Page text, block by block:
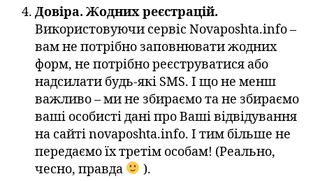
Довіра. Жодних реєстрацій.
Використовуючи сервіс Novaposhta.info –
вам не потрібно заповнювати жодних
форм, не потрібно реєструватися або
надсилати будь-які SMS. І що не менш
важливо – ми не збираємо та не збираємо
ваші особисті дані про Ваші відвідування
на сайті novaposhta.info. І тим більше не
передаємо їх третім особам! (Реально,
чесно, правда
).